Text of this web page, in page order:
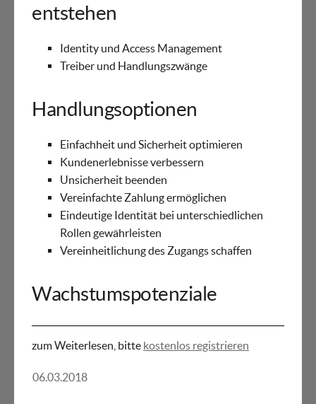
06.03.2018
entstehen
Identity und Access Management
Treiber und Handlungszwänge
Handlungsoptionen
Einfachheit und Sicherheit optimieren
Kundenerlebnisse verbessern
Unsicherheit beenden
Vereinfachte Zahlung ermöglichen
Eindeutige Identität bei unterschiedlichen
Rollen gewährleisten
Vereinheitlichung des Zugangs schaffen
Wachstumspotenziale
zum Weiterlesen, bitte kostenlos registrieren